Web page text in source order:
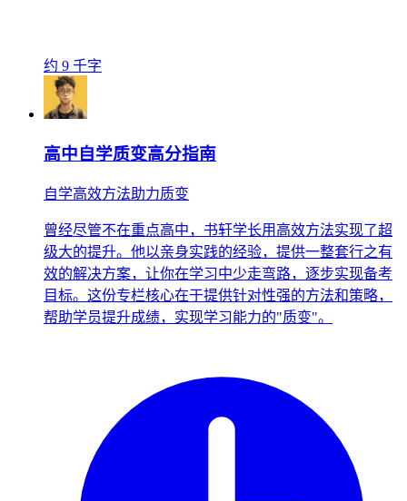
约 9 千字
高中自学质变高分指南
自学高效方法助力质变
曾经尽管不在重点高中，书轩学长用高效方法实现了超
级大的提升。他以亲身实践的经验，提供一整套行之有
效的解决方案，让你在学习中少走弯路，逐步实现备考
目标。这份专栏核心在于提供针对性强的方法和策略，
帮助学员提升成绩，实现学习能力的"质变"。